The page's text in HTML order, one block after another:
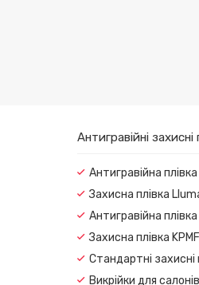
Антигравійні захисні
Антигравійна
Захисна плівка
Антигравійна
Захисна плівка KPMF
Стандартні
Викрійки для